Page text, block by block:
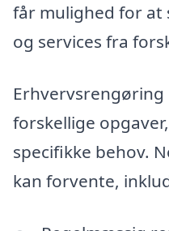
får mulighed for at
og services fra
forskellige
specifikke behov.
kan forvente,